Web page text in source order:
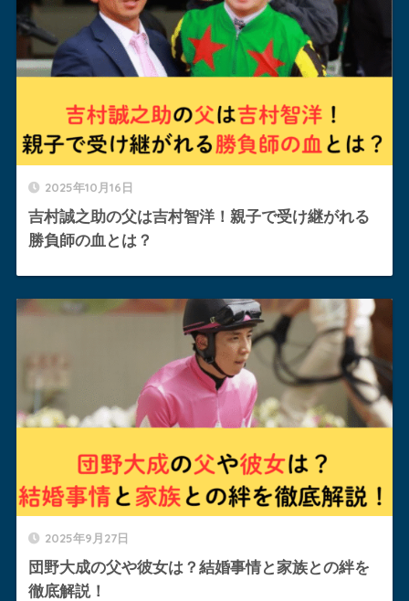
2025年10月16日
吉村誠之助の父は吉村智洋！親子で受け継がれる
勝負師の血とは？
2025年9月27日
団野大成の父や彼女は？結婚事情と家族との絆を
徹底解説！